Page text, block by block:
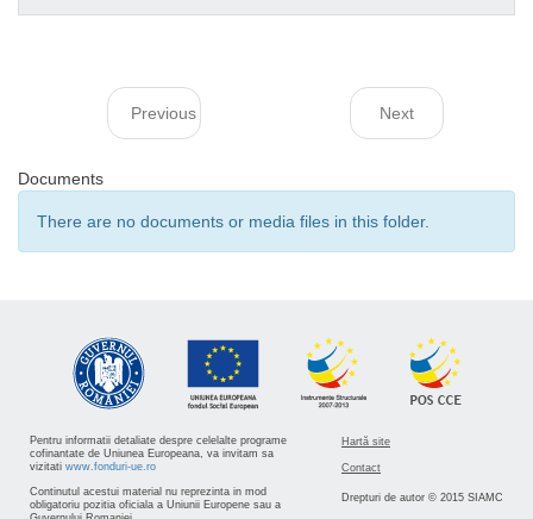
Previous Next
Documents
There are no documents or media files in this folder.
Pentru informatii detaliate despre celelalte programe
cofinantate de Uniunea Europeana, va invitam sa
vizitati www.fonduri-ue.ro
Continutul acestui material nu reprezinta in mod
obligatoriu pozitia oficiala a Uniunii Europene sau a
Hartă site
Contact
Drepturi de autor © 2015 SIAMC